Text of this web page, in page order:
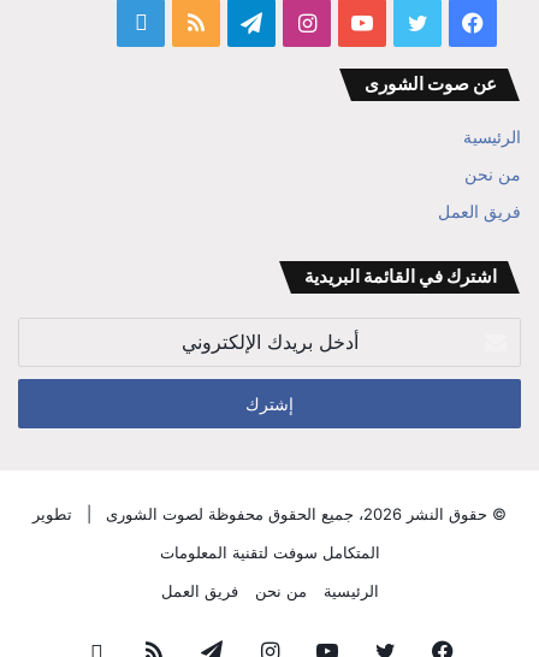
فيسبوك تويتر يوتيوبانستقرامتيلقرامملخص
عن صوت الشورى
الرئيسية
من نحن
فريق العمل
اشترك في القائمة البريدية
الإلكتروني
© حقوق النشر 2026، جميع الحقوق محفوظة لصوت الشورى |
تطوير
المتكامل سوفت لتقنية المعلومات
الرئيسية
من نحن فريق العمل
فيسبوك تويتر يوتيوبانستقرامتيلقرامملخص